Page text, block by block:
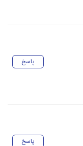
پاسخ
پاسخ